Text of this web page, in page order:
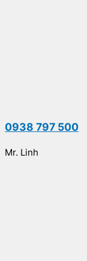
0938 797 500
Mr. Linh